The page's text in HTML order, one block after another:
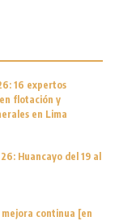
16 expertos
flotación y
en Lima
Huancayo del 19 al
continua [en